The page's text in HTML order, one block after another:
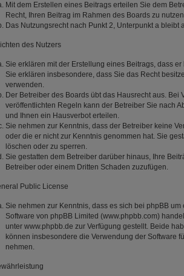
Mit dem Erstellen eines Beitrags erteilen Sie dem
Recht, Ihren Beitrag im Rahmen des Boards zu
Das Nutzungsrecht nach Punkt 2, Unterpunkt a
des Nutzers
Sie erklären mit der Erstellung eines Beitrags, dass
Sie erklären insbesondere, dass Sie das Recht
verwenden.
Der Betreiber des Boards übt das Hausrecht aus.
veröffentlichten Regeln kann der Betreiber Sie nach
und Ihnen ein Hausverbot erteilen.
Sie nehmen zur Kenntnis, dass der Betreiber keine
oder die er nicht zur Kenntnis genommen hat. Sie
löschen oder zu sperren.
Sie gestatten dem Betreiber darüber hinaus, Ihre
Betreiber oder einem Dritten Schaden zuzufügen.
Public License
Sie nehmen zur Kenntnis, dass es sich bei phpBB um
Software von phpBB Limited (www.phpbb.com)
unter www.phpbb.de zur Verfügung gestellt. Beide
können insbesondere die Verwendung der Software
nehmen.